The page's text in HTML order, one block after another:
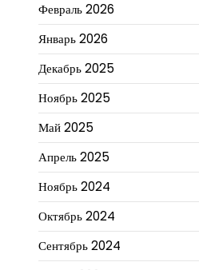
Февраль 2026
Январь 2026
Декабрь 2025
Ноябрь 2025
Май 2025
Апрель 2025
Ноябрь 2024
Октябрь 2024
Сентябрь 2024